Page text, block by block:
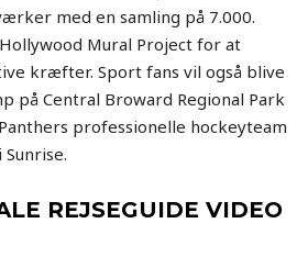
med en samling på 7.000.
Mural Project for at
kræfter. Sport fans vil også blive
på Central Broward Regional Park
professionelle hockeyteam
REJSEGUIDE VIDEO